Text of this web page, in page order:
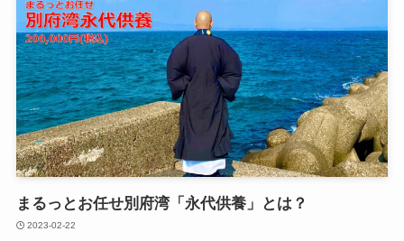
まるっとお任せ別府湾​「永代供養」とは？
2023-02-22